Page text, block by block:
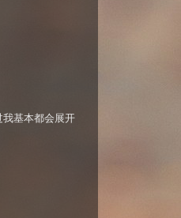
基本都会展开